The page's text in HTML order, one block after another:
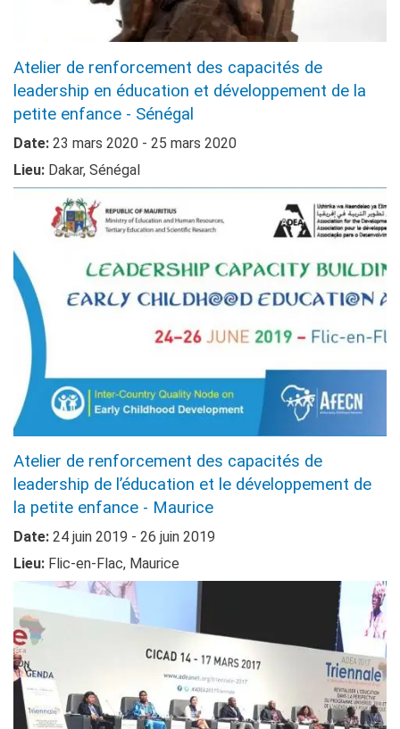
Atelier de renforcement des capacités de
leadership en éducation et développement de la
petite enfance - Sénégal
Date: 23 mars 2020 - 25 mars 2020
Lieu: Dakar, Sénégal
Atelier de renforcement des capacités de
leadership de l’éducation et le développement de
la petite enfance - Maurice
Date: 24 juin 2019 - 26 juin 2019
Lieu: Flic-en-Flac, Maurice